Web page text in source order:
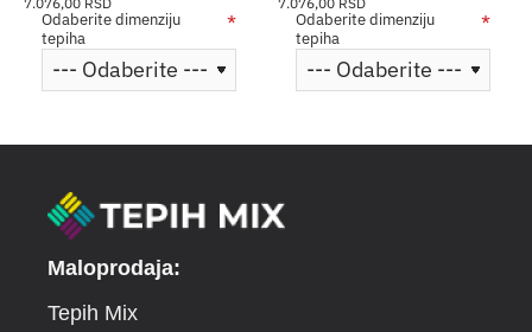
Odaberite dimenziju
tepiha
Odaberite dimenziju
tepiha
Maloprodaja:
Tepih Mix